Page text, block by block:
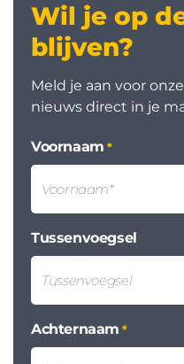
Wil je op
blijven?
Meld je aan voor
nieuws direct in je
Voornaam *
Tussenvoegsel
Achternaam *